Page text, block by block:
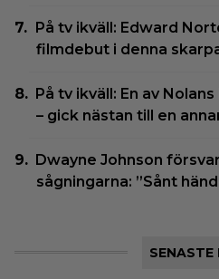
På tv ikväll: Edward
filmdebut i denna
På tv ikväll: En av
– gick nästan till en
Dwayne Johnson
sågningarna: ”Sånt
SENASTE